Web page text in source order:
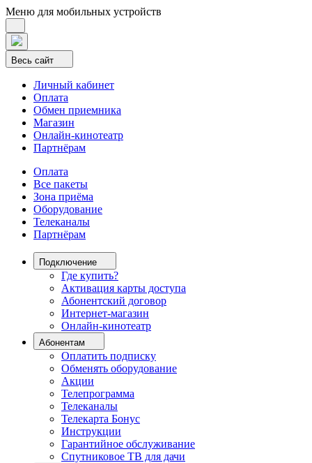
Меню для мобильных устройств
Весь сайт
Личный кабинет
Оплата
Обмен приемника
Магазин
Онлайн-кинотеатр
Партнёрам
Оплата
Все пакеты
Зона приёма
Оборудование
Телеканалы
Партнёрам
Подключение
Где купить?
Активация карты доступа
Абонентский договор
Интернет-магазин
Онлайн-кинотеатр
Абонентам
Оплатить подписку
Обменять оборудование
Акции
Телепрограмма
Телеканалы
Телекарта Бонус
Инструкции
Гарантийное обслуживание
Спутниковое ТВ для дачи